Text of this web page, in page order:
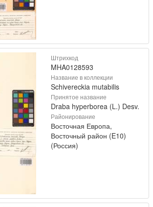
Штрихкод
MHA0128593
Название в коллекции
Schivereckia mutabilis
Принятое название
Draba hyperborea (L.) Desv.
Районирование
Восточная Европа,
Восточный район (E10)
(Россия)